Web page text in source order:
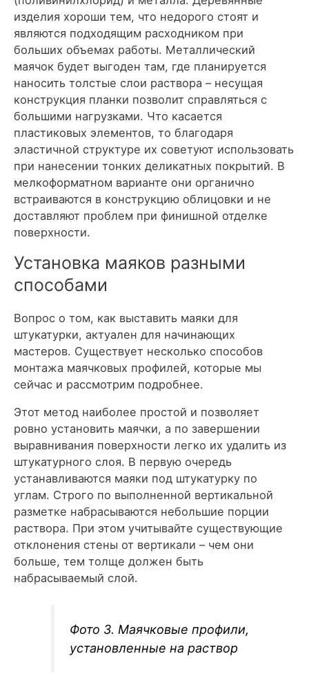
изделия хороши тем, что недорого стоят и
являются подходящим расходником при
больших объемах работы. Металлический
маячок будет выгоден там, где планируется
наносить толстые слои раствора – несущая
конструкция планки позволит справляться с
большими нагрузками. Что касается
пластиковых элементов, то благодаря
эластичной структуре их советуют использовать
при нанесении тонких деликатных покрытий. В
мелкоформатном варианте они органично
встраиваются в конструкцию облицовки и не
доставляют проблем при финишной отделке
поверхности.
Установка маяков разными
способами
Вопрос о том, как выставить маяки для
штукатурки, актуален для начинающих
мастеров. Существует несколько способов
монтажа маячковых профилей, которые мы
сейчас и рассмотрим подробнее.
Этот метод наиболее простой и позволяет
ровно установить маячки, а по завершении
выравнивания поверхности легко их удалить из
штукатурного слоя. В первую очередь
устанавливаются маяки под штукатурку по
углам. Строго по выполненной вертикальной
разметке набрасываются небольшие порции
раствора. При этом учитывайте существующие
отклонения стены от вертикали – чем они
больше, тем толще должен быть
набрасываемый слой.
Фото 3. Маячковые профили,
установленные на раствор